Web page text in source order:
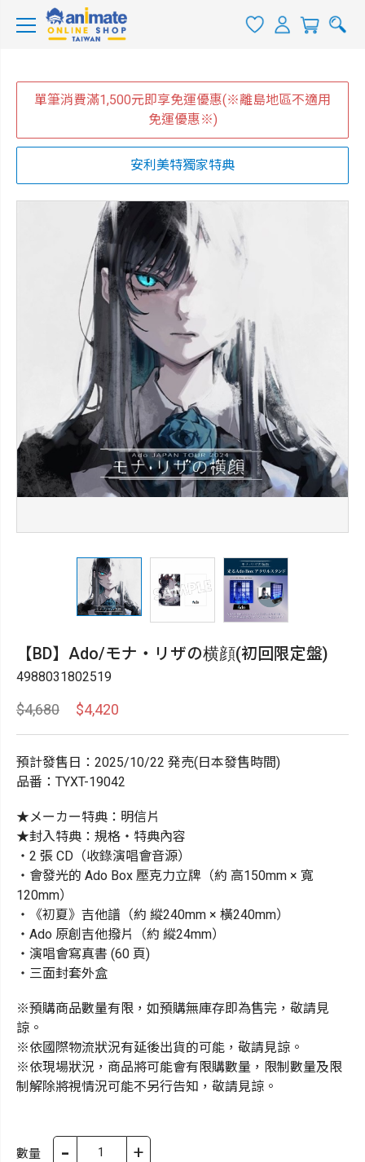
單筆消費滿1,500元即享免運優惠(※離島地區不適用
免運優惠※)
安利美特獨家特典
【BD】Ado/モナ・リザの横顔(初回限定盤)
4988031802519
$4,680 $4,420
預計發售日：2025/10/22 発売(日本發售時間)
品番：TYXT-19042
★メーカー特典：明信片
★封入特典：規格・特典內容
・2 張 CD（收錄演唱會音源）
・會發光的 Ado Box 壓克力立牌（約 高150mm × 寬
120mm）
・《初夏》吉他譜（約 縱240mm × 橫240mm）
・Ado 原創吉他撥片（約 縱24mm）
・演唱會寫真書 (60 頁)
・三面封套外盒
※預購商品數量有限，如預購無庫存即為售完，敬請見
諒。
※依國際物流狀況有延後出貨的可能，敬請見諒。
※依現場狀況，商品將可能會有限購數量，限制數量及限
制解除將視情況可能不另行告知，敬請見諒。
數量 - +